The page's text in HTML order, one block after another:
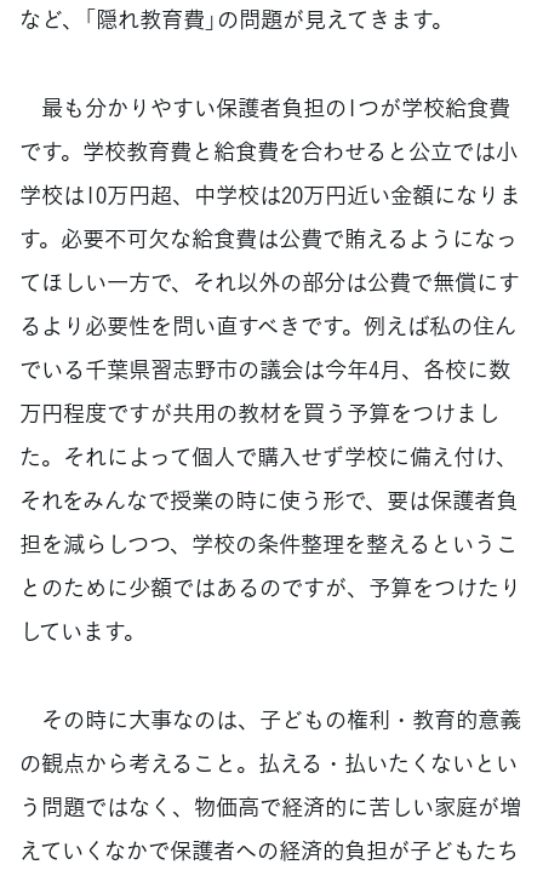
など、「隠れ教育費」の問題が見えてきます。
最も分かりやすい保護者負担の1つが学校給食費
です。学校教育費と給食費を合わせると公立では小
学校は10万円超、中学校は20万円近い金額になりま
す。必要不可欠な給食費は公費で賄えるようになっ
てほしい一方で、それ以外の部分は公費で無償にす
るより必要性を問い直すべきです。例えば私の住ん
でいる千葉県習志野市の議会は今年4月、各校に数
万円程度ですが共用の教材を買う予算をつけまし
た。それによって個人で購入せず学校に備え付け、
それをみんなで授業の時に使う形で、要は保護者負
担を減らしつつ、学校の条件整理を整えるというこ
とのために少額ではあるのですが、予算をつけたり
しています。
その時に大事なのは、子どもの権利・教育的意義
の観点から考えること。払える・払いたくないとい
う問題ではなく、物価高で経済的に苦しい家庭が増
えていくなかで保護者への経済的負担が子どもたち